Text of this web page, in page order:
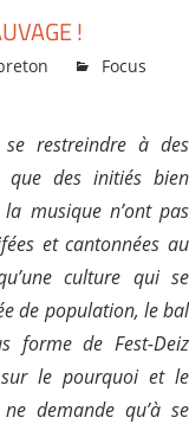
!
Focus
restreindre à des
que des initiés bien
musique n’ont pas
et cantonnées au
culture qui se
de population, le bal
forme de Fest-Deiz
sur le pourquoi et le
demande qu’à se